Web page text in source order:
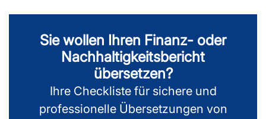
Sie wollen Ihren Finanz- oder
Nachhaltigkeitsbericht
übersetzen?
Ihre Checkliste für sichere und
professionelle Übersetzungen von